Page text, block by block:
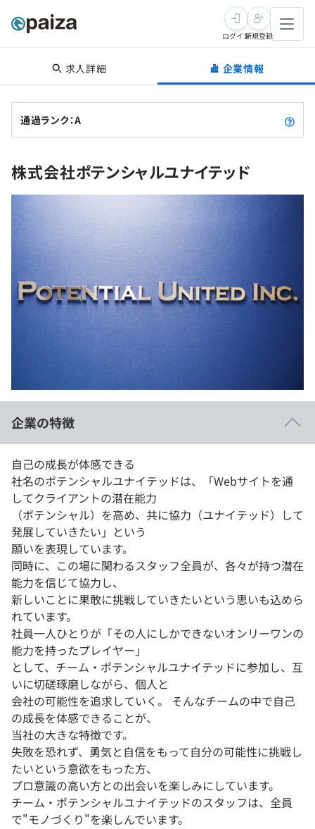
転職・キャリア
転職成功ガイド
転職エージェント
インタビュー
転職成功ガイド
新卒就活
求人検索
本選考
インターン
新卒エージェント
イベント・セミナー
インタビュー
学習
講座一覧
問題集
4択課題
ナレッジ
プラン
個人向けプラン
法人向けプラン
学校向けプラン
契約内容・クーポン
スキルチェック
プログラミング言語
SQL
評価結果一覧
再チャレンジ結果一覧
ゲーム・マンガ
メディア
Tech Team Journal
paizaとは？
ログイン新規登録
求人詳細 企業情報
通過ランク：A
株式会社ポテンシャルユナイテッド
企業の特徴
自己の成長が体感できる
社名のポテンシャルユナイテッドは、「Webサイトを通
してクライアントの潜在能力
（ポテンシャル）を高め、共に協力（ユナイテッド）して
発展していきたい」という
願いを表現しています。
同時に、この場に関わるスタッフ全員が、各々が持つ潜在
能力を信じて協力し、
新しいことに果敢に挑戦していきたいという思いも込めら
れています。
社員一人ひとりが「その人にしかできないオンリーワンの
能力を持ったプレイヤー」
として、チーム・ポテンシャルユナイテッドに参加し、互
いに切磋琢磨しながら、個人と
会社の可能性を追求していく。 そんなチームの中で自己
の成長を体感できることが、
当社の大きな特徴です。
失敗を恐れず、勇気と自信をもって自分の可能性に挑戦し
たいという意欲をもった方、
プロ意識の高い方との出会いを楽しみにしています。
チーム・ポテンシャルユナイテッドのスタッフは、全員
で"モノづくり"を楽しんでいます。